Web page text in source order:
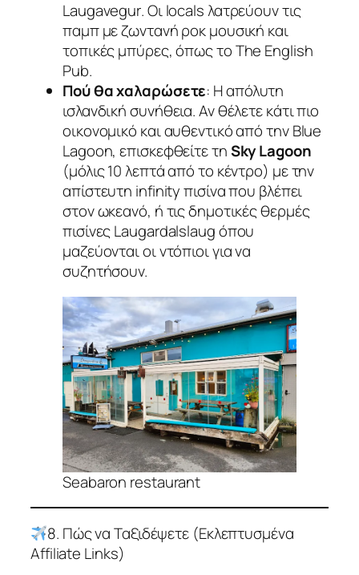
Laugavegur. Οι locals λατρεύουν τις
παμπ με ζωντανή ροκ μουσική και
τοπικές μπύρες, όπως τοThe English
Pub.
Πού θα χαλαρώσετε: Η απόλυτη
ισλανδική συνήθεια. Αν θέλετε κάτι πιο
οικονομικό και αυθεντικό από την Blue
Lagoon, επισκεφθείτε τηSky Lagoon
(μόλις 10 λεπτά από το κέντρο) με την
απίστευτη infinity πισίνα που βλέπει
στον ωκεανό, ή τις δημοτικές θερμές
πισίνεςLaugardalslaugόπου
μαζεύονται οι ντόπιοι για να
συζητήσουν.
Seabaron restaurant
8. Πώς να Ταξιδέψετε (Εκλεπτυσμένα
Affiliate Links)